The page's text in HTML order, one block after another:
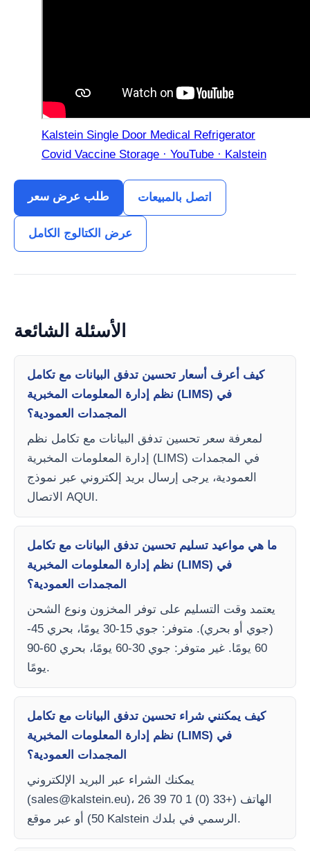
Kalstein Single Door Medical Refrigerator
Covid Vaccine Storage · YouTube · Kalstein
طلب عرض سعر اتصل بالمبيعات
عرض الكتالوج الكامل
الأسئلة الشائعة
كيف أعرف أسعار تحسين تدفق البيانات مع تكامل
نظم إدارة المعلومات المخبرية (LIMS) في
المجمدات العمودية؟
لمعرفة سعر تحسين تدفق البيانات مع تكامل نظم
إدارة المعلومات المخبرية (LIMS) في المجمدات
العمودية، يرجى إرسال بريد إلكتروني عبر نموذج
الاتصال AQUI.
ما هي مواعيد تسليم تحسين تدفق البيانات مع تكامل
نظم إدارة المعلومات المخبرية (LIMS) في
المجمدات العمودية؟
يعتمد وقت التسليم على توفر المخزون ونوع الشحن
(جوي أو بحري). متوفر: جوي 15-30 يومًا، بحري 45-
60 يومًا. غير متوفر: جوي 30-60 يومًا، بحري 60-90
يومًا.
كيف يمكنني شراء تحسين تدفق البيانات مع تكامل
نظم إدارة المعلومات المخبرية (LIMS) في
المجمدات العمودية؟
يمكنك الشراء عبر البريد الإلكتروني
(sales@kalstein.eu)، الهاتف (+33 (0) 1 70 39 26
50) أو عبر موقع Kalstein الرسمي في بلدك.